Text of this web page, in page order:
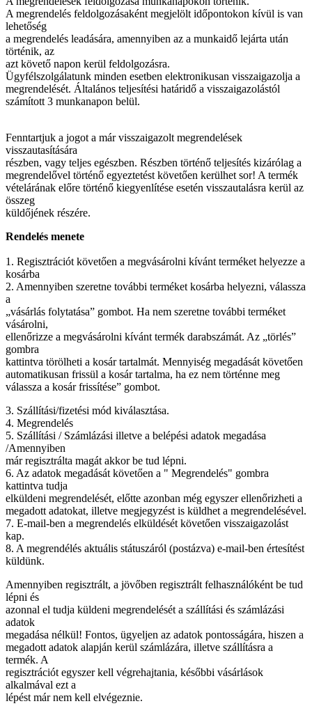
A megrendelés feldolgozásaként megjelölt időpontokon kívül is van
lehetőség
a megrendelés leadására, amennyiben az a munkaidő lejárta után
történik, az
azt követő napon kerül feldolgozásra.
Ügyfélszolgálatunk minden esetben elektronikusan visszaigazolja a
megrendelését. Általános teljesítési határidő a visszaigazolástól
számított 3 munkanapon belül.
Fenntartjuk a jogot a már visszaigazolt megrendelések
visszautasítására
részben, vagy teljes egészben. Részben történő teljesítés kizárólag a
megrendelővel történő egyeztetést követően kerülhet sor! A termék
vételárának előre történő kiegyenlítése esetén visszautalásra kerül az
összeg
küldőjének részére.
Rendelés menete
1. Regisztrációt követően a megvásárolni kívánt terméket helyezze a
kosárba
2. Amennyiben szeretne további terméket kosárba helyezni, válassza
a
„vásárlás folytatása” gombot. Ha nem szeretne további terméket
vásárolni,
ellenőrizze a megvásárolni kívánt termék darabszámát. Az „törlés”
gombra
kattintva törölheti a kosár tartalmát. Mennyiség megadását követően
automatikusan frissül a kosár tartalma, ha ez nem történne meg
válassza a kosár frissítése” gombot.
3. Szállítási/fizetési mód kiválasztása.
4. Megrendelés
5. Szállítási / Számlázási illetve a belépési adatok megadása
/Amennyiben
már regisztrálta magát akkor be tud lépni.
6. Az adatok megadását követően a " Megrendelés" gombra
kattintva tudja
elküldeni megrendelését, előtte azonban még egyszer ellenőrizheti a
megadott adatokat, illetve megjegyzést is küldhet a megrendelésével.
7. E-mail-ben a megrendelés elküldését követően visszaigazolást
kap.
8. A megrendélés aktuális státuszáról (postázva) e-mail-ben értesítést
küldünk.
Amennyiben regisztrált, a jövőben regisztrált felhasználóként be tud
lépni és
azonnal el tudja küldeni megrendelését a szállítási és számlázási
adatok
megadása nélkül! Fontos, ügyeljen az adatok pontosságára, hiszen a
megadott adatok alapján kerül számlázára, illetve szállításra a
termék. A
regisztrációt egyszer kell végrehajtania, későbbi vásárlások
alkalmával ezt a
lépést már nem kell elvégeznie.